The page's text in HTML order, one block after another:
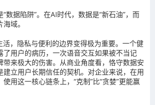
数据陷阱”。在AI时代，数据是“新石油”，而
域。
活，隐私与便利的边界变得极为重要。一个健
了用户的病历，一次语音交互如果被不当记
带来极大的伤害。从商业角度看，恪守数据安
立用户长期信任的契机。 对企业来说，在用
用这一核心链条上，“克制”比“贪婪”更能赢